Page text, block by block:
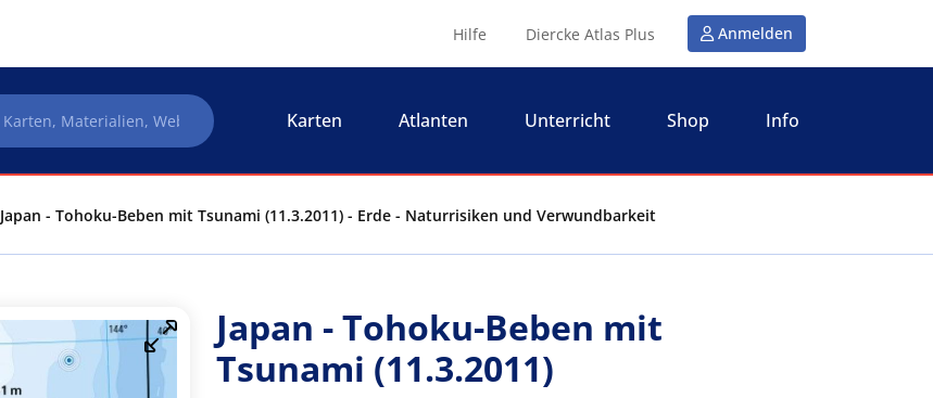
Hilfe Diercke Atlas Plus Anmelden
Karten Atlanten Unterricht Shop Info
Japan - Tohoku-Beben mit Tsunami (11.3.2011) - Erde - Naturrisiken und Verwundbarkeit
Japan - Tohoku-Beben mit
Tsunami (11.3.2011)